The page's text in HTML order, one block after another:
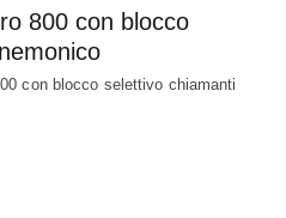
800 con blocco
con blocco selettivo chiamanti